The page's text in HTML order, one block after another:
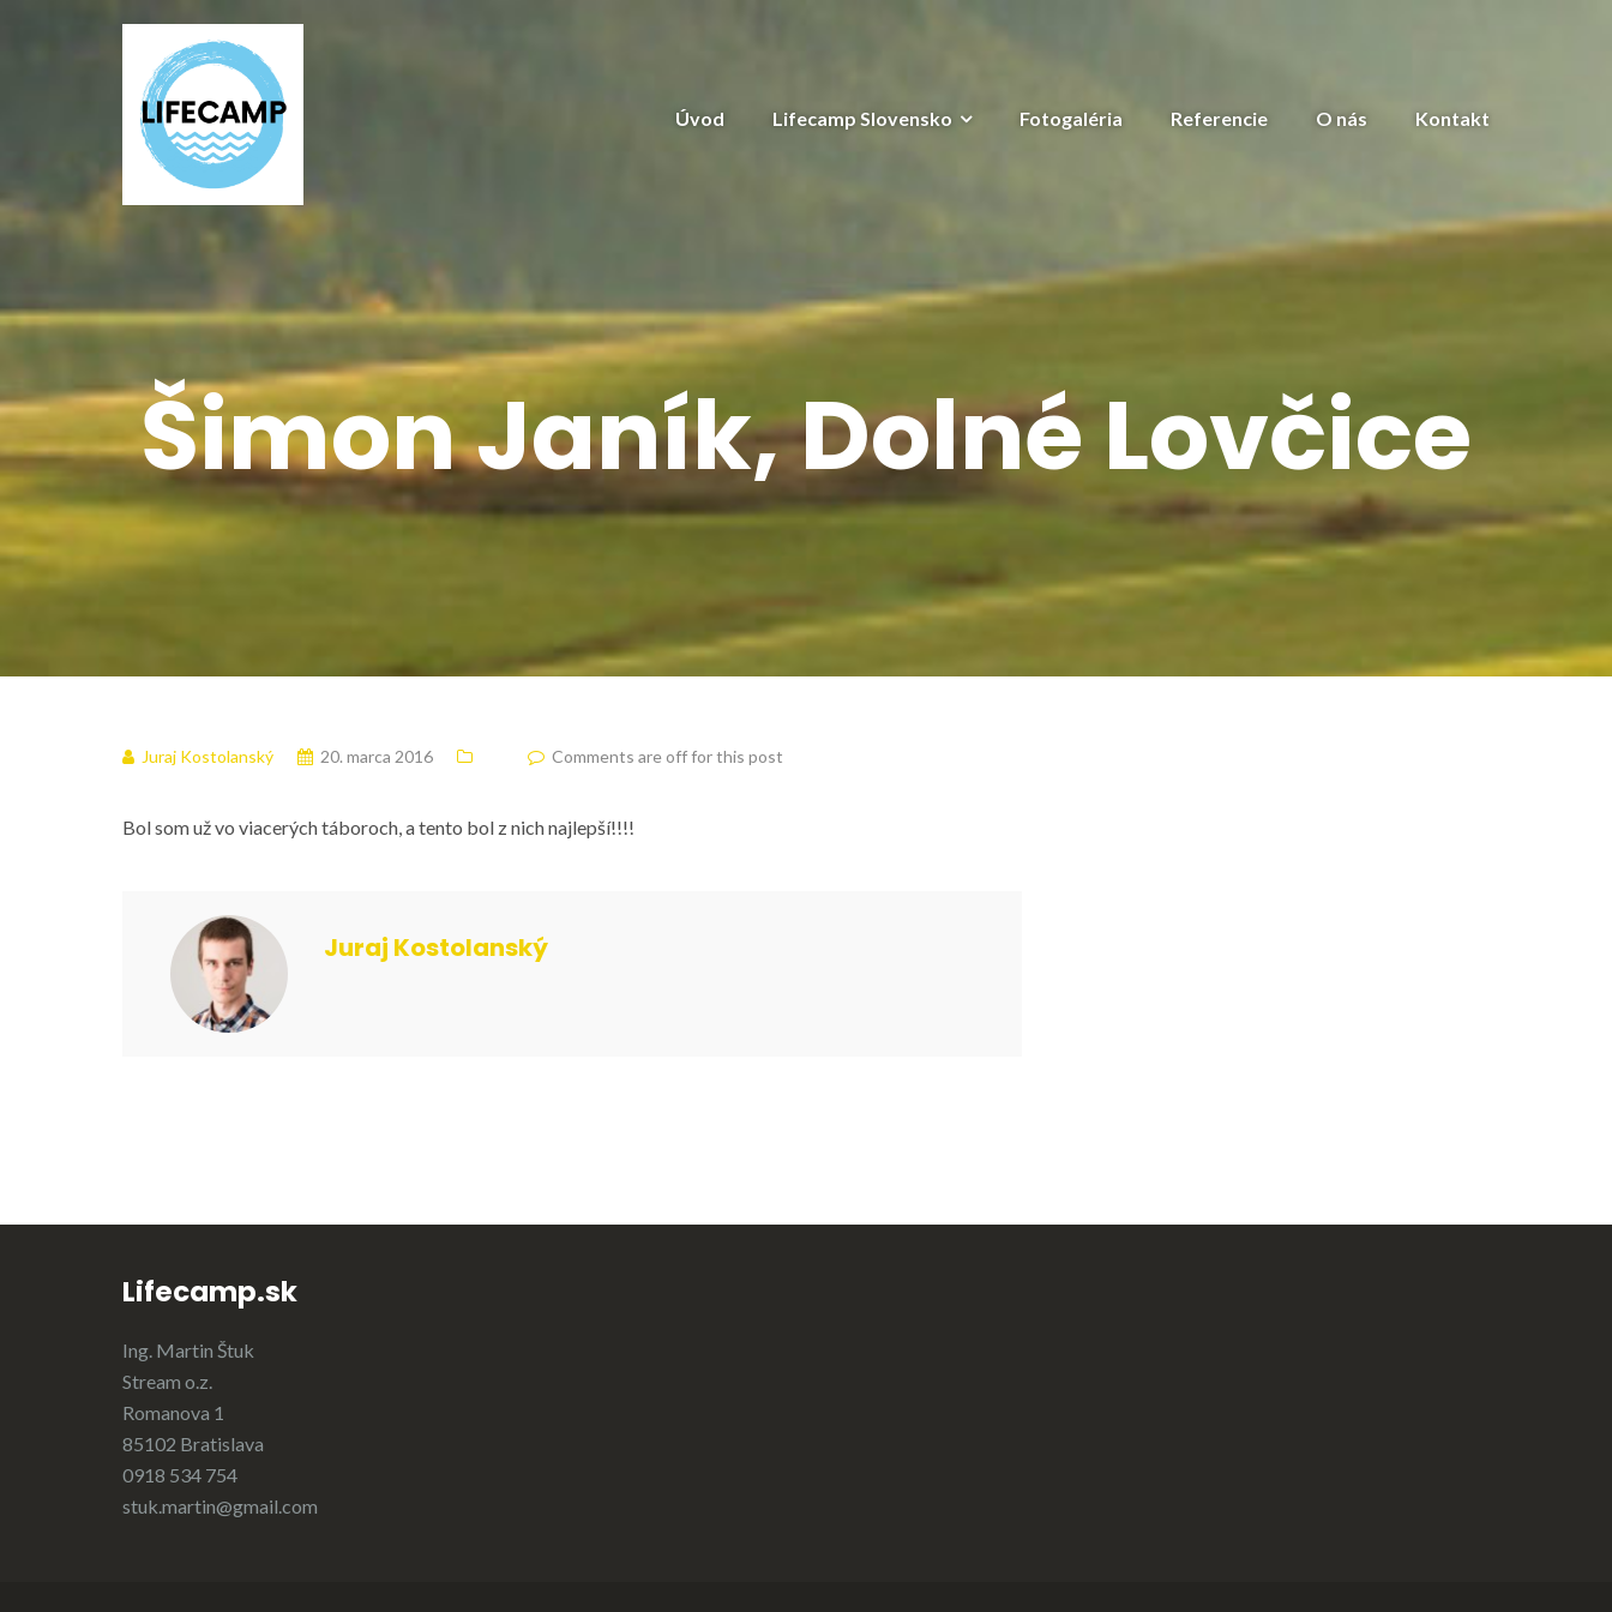
Úvod Lifecamp Slovensko Fotogaléria Referencie O nás Kontakt
Šimon Janík, Dolné Lovčice
Juraj Kostolanský 20. marca 2016 Comments are off for this post
Bol som už vo viacerých táboroch, a tento bol z nich najlepší!!!!
Juraj Kostolanský
Lifecamp.sk
Ing. Martin Štuk
Stream o.z.
Romanova 1
85102 Bratislava
0918 534 754
stuk.martin@gmail.com